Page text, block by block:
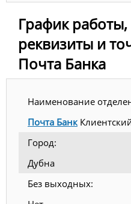
График
реквизиты и
Почта Банка
Наименование
Почта Банк
Город:
Дубна
Без выходных: